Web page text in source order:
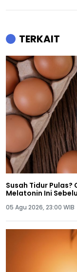
TERKAIT
Susah Tidur Pulas?
Melatonin Ini
05 Agu 2026, 23:00 WIB